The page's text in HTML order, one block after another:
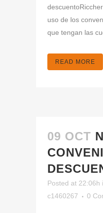
uso de los
que tengan las
READ MORE
09 OCT
Posted at 22:06h
c1460267
0